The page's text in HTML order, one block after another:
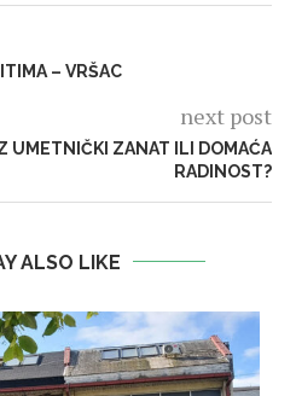
– VRŠAC
next post
UMETNIČKI ZANAT ILI DOMAĆA
RADINOST?
ALSO LIKE